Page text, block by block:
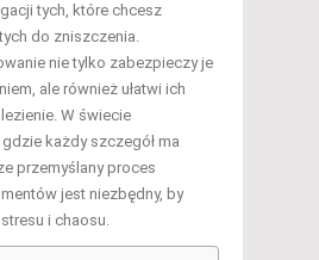
tych, które chcesz
do zniszczenia.
nie tylko zabezpieczy je
ale również ułatwi ich
W świecie
każdy szczegół ma
przemyślany proces
jest niezbędny, by
i chaosu.